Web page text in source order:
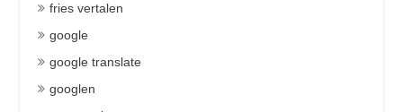
fries vertalen
google
google translate
googlen